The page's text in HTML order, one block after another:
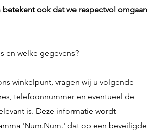
ook dat we respectvol omgaan
en welke gegevens?
winkelpunt, vragen wij u volgende
telefoonnummer en eventueel de
is. Deze informatie wordt
'Num.Num.' dat op een beveiligde